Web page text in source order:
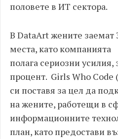
половете в ИТ сектора.
В DataArt жените заемат
места, като компанията
полага сериозни усилия,
процент. Girls Who Code
си поставя за цел да
на жените, работещи в
информационните
план, като предостави